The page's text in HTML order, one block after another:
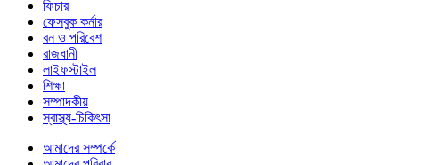
ফিচার
ফেসবুক কর্নার
বন ও পরিবেশ
রাজধানী
লাইফস্টাইল
শিক্ষা
সম্পাদকীয়
স্বাস্থ্য-চিকিৎসা
আমাদের সম্পর্কে